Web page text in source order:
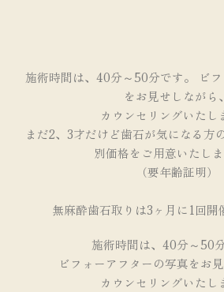
施術時間は、40分～50分です。 ビ
をお見せしながら、
カウンセリングいたし
まだ2、3才だけど歯石が気になる方
別価格をご用意いたしま
（要年齢証明）
無麻酔歯石取りは3ヶ月に1回開
施術時間は、40分～50分
ビフォーアフターの写真をお見
カウンセリングいたし